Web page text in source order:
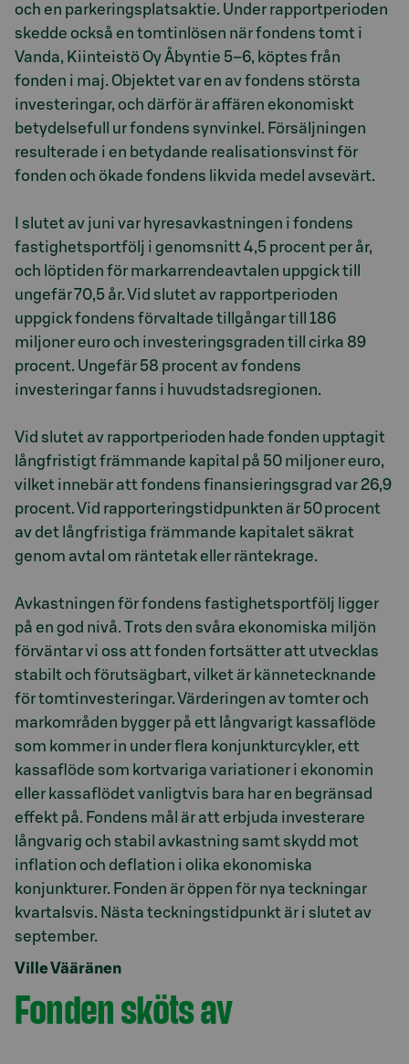
och en parkeringsplatsaktie. Under rapportperioden
skedde också en tomtinlösen när fondens tomt i
Vanda, Kiinteistö Oy Åbyntie 5–6, köptes från
fonden i maj. Objektet var en av fondens största
investeringar, och därför är affären ekonomiskt
betydelsefull ur fondens synvinkel. Försäljningen
resulterade i en betydande realisationsvinst för
fonden och ökade fondens likvida medel avsevärt.
I slutet av juni var hyresavkastningen i fondens
fastighetsportfölj i genomsnitt 4,5 procent per år,
och löptiden för markarrendeavtalen uppgick till
ungefär 70,5 år. Vid slutet av rapportperioden
uppgick fondens förvaltade tillgångar till 186
miljoner euro och investeringsgraden till cirka 89
procent. Ungefär 58 procent av fondens
investeringar fanns i huvudstadsregionen.
Vid slutet av rapportperioden hade fonden upptagit
långfristigt främmande kapital på 50 miljoner euro,
vilket innebär att fondens finansieringsgrad var 26,9
procent. Vid rapporteringstidpunkten är 50 procent
av det långfristiga främmande kapitalet säkrat
genom avtal om räntetak eller räntekrage.
Avkastningen för fondens fastighetsportfölj ligger
på en god nivå. Trots den svåra ekonomiska miljön
förväntar vi oss att fonden fortsätter att utvecklas
stabilt och förutsägbart, vilket är kännetecknande
för tomtinvesteringar. Värderingen av tomter och
markområden bygger på ett långvarigt kassaflöde
som kommer in under flera konjunkturcykler, ett
kassaflöde som kortvariga variationer i ekonomin
eller kassaflödet vanligtvis bara har en begränsad
effekt på. Fondens mål är att erbjuda investerare
långvarig och stabil avkastning samt skydd mot
inflation och deflation i olika ekonomiska
konjunkturer. Fonden är öppen för nya teckningar
kvartalsvis. Nästa teckningstidpunkt är i slutet av
Ville Vääränen
Fonden sköts av